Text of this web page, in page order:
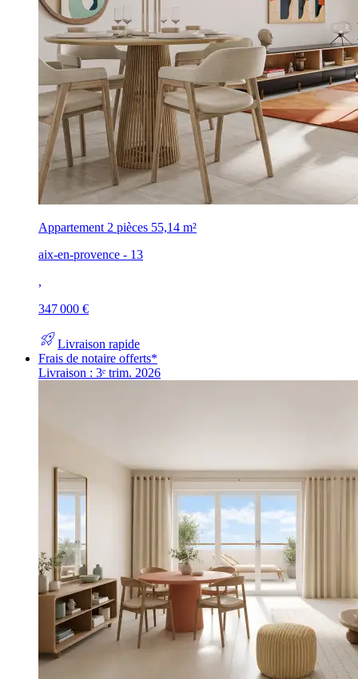
Appartement 2 pièces 55,14 m²
aix-en-provence - 13
,
347 000 €
rocket_launchLivraison rapide
Frais de notaire offerts*
Livraison : 3ᵉ trim. 2026